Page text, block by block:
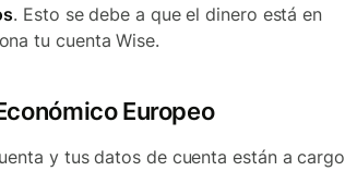
. Esto se debe a que el dinero está en
tu cuenta Wise.
Europeo
y tus datos de cuenta están a cargo